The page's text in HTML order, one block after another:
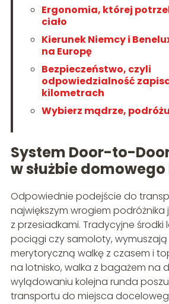
Ergonomia, której
ciało
Kierunek Niemcy i
na Europę
Bezpieczeństwo, czyli
odpowiedzialność
kilometrach
Wybierz mądrze,
System Door-to-
w służbie
Odpowiednie podejście do
największym wrogiem podróżnika
z przesiadkami. Tradycyjne środki
pociągi czy samoloty,
merytoryczną walkę z czasem i
na lotnisko, walka z bagażem na
wylądowaniu kolejna runda
transportu do miejsca